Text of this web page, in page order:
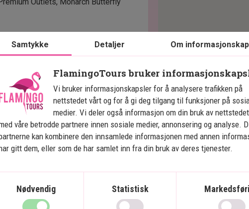
Outlets, Monarch Butterfly
og har moderne fasiliteter som Wi-
ved kysten kan du slappe av ved det
eller benytte hotellets
rundt.
og bar, hvor det serveres
i løpet av dagen. Det tilbys også
hotellet velegnet som base for en
kyst.
det ikke resort fee på dette hotellet.
Blir det innført en resort fee,
Samtykke Detaljer Om
FlamingoTours bruker
Vi bruker informasjonskapsler for å analysere trafikken på
nettstedet vårt og for å gi deg tilgang til funksjoner på
medier. Vi deler også informasjon om din bruk av
våre betrodde partnere innen sosiale medier, annonsering og analyse.
kan kombinere den innsamlede informasjonen med annen
gitt dem, eller som de har samlet inn fra din bruk av deres tjenester.
Nødvendig Statistisk